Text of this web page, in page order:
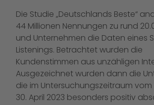
Die Studie „Deutschlands Beste“
44 Millionen Nennungen zu rund
und Unternehmen die Daten eines
Listenings. Betrachtet wurden die
Kundenstimmen aus unzähligen
Ausgezeichnet wurden dann die
die im Untersuchungszeitraum vom
30. April 2023 besonders positiv